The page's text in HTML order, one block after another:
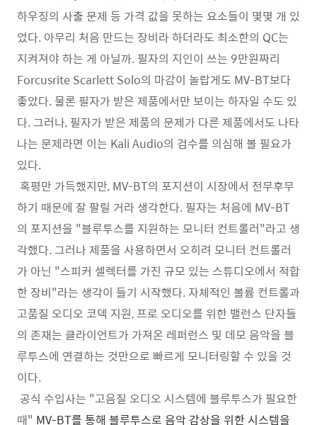
하우징의 사출 문제 등 가격 값을 못하는 요소들이 몇몇 개 있
었다. 아무리 처음 만드는 장비라 하더라도 최소한의 QC는
지켜져야 하는 게 아닐까. 필자의 지인이 쓰는 9만원짜리
Forcusrite Scarlett Solo의 마감이 놀랍게도 MV-BT보다
좋았다. 물론 필자가 받은 제품에서만 보이는 하자일 수도 있
다. 그러나, 필자가 받은 제품의 문제가 다른 제품에서도 나타
나는 문제라면 이는 Kali Audio의 검수를 의심해 볼 필요가
있다.
혹평만 가득했지만, MV-BT의 포지션이 시장에서 전무후무
하기 때문에 잘 팔릴 거라 생각한다. 필자는 처음에 MV-BT
의 포지션을 "블루투스를 지원하는 모니터 컨트롤러"라고 생
각했다. 그러나 제품을 사용하면서 오히려 모니터 컨트롤러
가 아닌 "스피커 셀렉터를 가진 규모 있는 스튜디오에서 적합
한 장비"라는 생각이 들기 시작했다. 자체적인 볼륨 컨트롤과
고품질 오디오 코덱 지원, 프로 오디오를 위한 밸런스 단자들
의 존재는 클라이언트가 가져온 레퍼런스 및 데모 음악을 블
루투스에 연결하는 것만으로 빠르게 모니터링할 수 있을 것
이다.
공식 수입사는 "고음질 오디오 시스템에 블루투스가 필요한
때" MV-BT를 통해 블루투스로 음악 감상을 위한 시스템을